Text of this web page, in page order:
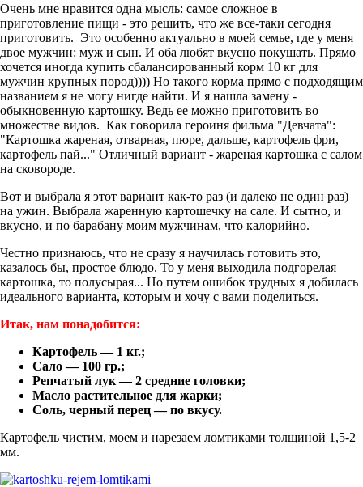
Очень мне нравится одна мысль: самое сложное в
приготовление пищи - это решить, что же все-таки сегодня
приготовить. Это особенно актуально в моей семье, где у меня
двое мужчин: муж и сын. И оба любят вкусно покушать. Прямо
хочется иногда купить сбалансированный корм 10 кг для
мужчин крупных пород)))) Но такого корма прямо с подходящим
названием я не могу нигде найти. И я нашла замену -
обыкновенную картошку. Ведь ее можно приготовить во
множестве видов. Как говорила героиня фильма "Девчата":
"Картошка жареная, отварная, пюре, дальше, картофель фри,
картофель пай..." Отличный вариант - жареная картошка с салом
на сковороде.
Вот и выбрала я этот вариант как-то раз (и далеко не один раз)
на ужин. Выбрала жаренную картошечку на сале. И сытно, и
вкусно, и по барабану моим мужчинам, что калорийно.
Честно признаюсь, что не сразу я научилась готовить это,
казалось бы, простое блюдо. То у меня выходила подгорелая
картошка, то полусырая... Но путем ошибок трудных я добилась
идеального варианта, которым и хочу с вами поделиться.
Итак, нам понадобится:
Картофель — 1 кг.;
Сало — 100 гр.;
Репчатый лук — 2 средние головки;
Масло растительное для жарки;
Соль, черный перец — по вкусу.
Картофель чистим, моем и нарезаем ломтиками толщиной 1,5-2
мм.